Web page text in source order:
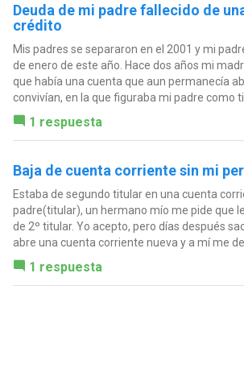
Deuda de mi padre fallecido de
crédito
Mis padres se separaron en el 2001 y mi
de enero de este año. Hace dos años mi
que había una cuenta que aun permanecía
convivían, en la que figuraba mi padre como
1 respuesta
Baja de cuenta corriente sin mi
Estaba de segundo titular en una cuenta
padre(titular), un hermano mío me pide que
de 2º titular. Yo acepto, pero días después
abre una cuenta corriente nueva y a mí me
1 respuesta